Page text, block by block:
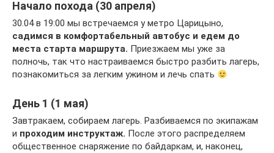
Начало похода (30 апреля)
30.04 в 19:00 мы встречаемся у метро Царицыно,
садимся в комфортабельный автобус и едем до
места старта маршрута. Приезжаем мы уже за
полночь, так что настраиваемся быстро разбить лагерь,
познакомиться за легким ужином и лечь спать
День 1 (1 мая)
Завтракаем, собираем лагерь. Разбиваемся по экипажам
и проходим инструктаж. После этого распределяем
общественное снаряжение по байдаркам, и, наконец,